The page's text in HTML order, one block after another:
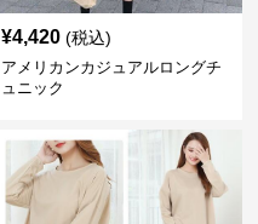
¥4,420 (税込)
アメリカンカジュアルロングチ
ュニック